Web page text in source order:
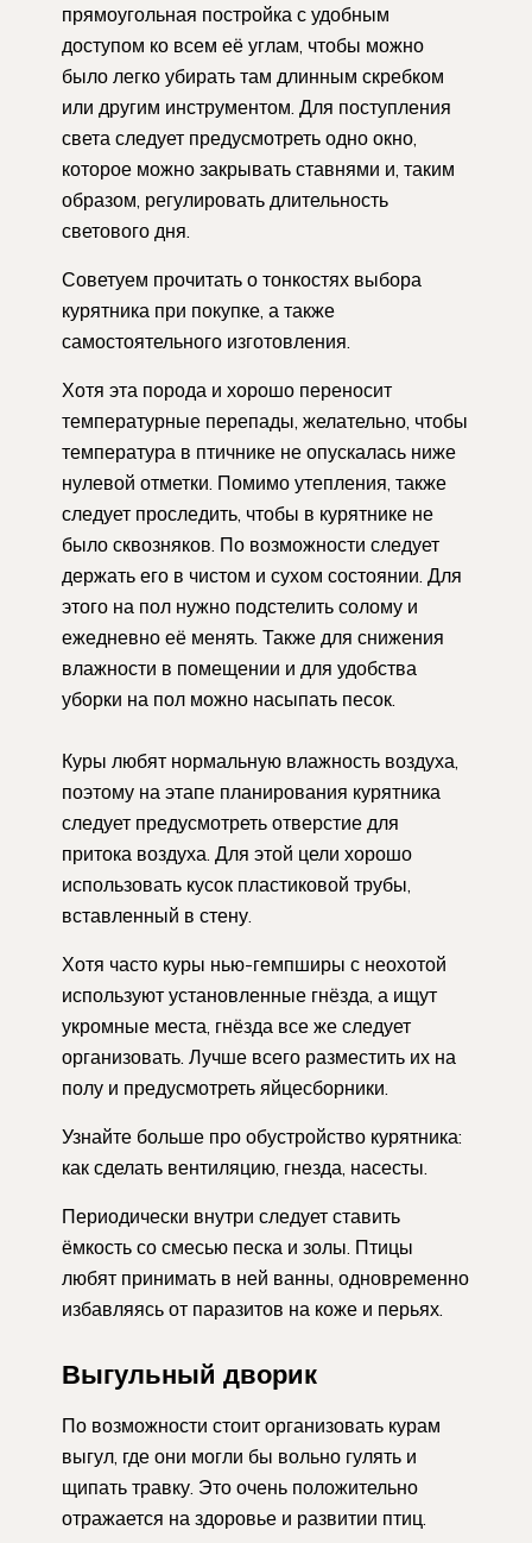
прямоугольная постройка с удобным
доступом ко всем её углам, чтобы можно
было легко убирать там длинным скребком
или другим инструментом. Для поступления
света следует предусмотреть одно окно,
которое можно закрывать ставнями и, таким
образом, регулировать длительность
светового дня.
Советуем прочитать о тонкостях выбора
курятника при покупке, а также
самостоятельного изготовления.
Хотя эта порода и хорошо переносит
температурные перепады, желательно, чтобы
температура в птичнике не опускалась ниже
нулевой отметки. Помимо утепления, также
следует проследить, чтобы в курятнике не
было сквозняков. По возможности следует
держать его в чистом и сухом состоянии. Для
этого на пол нужно подстелить солому и
ежедневно её менять. Также для снижения
влажности в помещении и для удобства
уборки на пол можно насыпать песок.
Куры любят нормальную влажность воздуха,
поэтому на этапе планирования курятника
следует предусмотреть отверстие для
притока воздуха. Для этой цели хорошо
использовать кусок пластиковой трубы,
вставленный в стену.
Хотя часто куры нью-гемпширы с неохотой
используют установленные гнёзда, а ищут
укромные места, гнёзда все же следует
организовать. Лучше всего разместить их на
полу и предусмотреть яйцесборники.
Узнайте больше про обустройство курятника:
как сделать вентиляцию, гнезда, насесты.
Периодически внутри следует ставить
ёмкость со смесью песка и золы. Птицы
любят принимать в ней ванны, одновременно
избавляясь от паразитов на коже и перьях.
Выгульный дворик
По возможности стоит организовать курам
выгул, где они могли бы вольно гулять и
щипать травку. Это очень положительно
отражается на здоровье и развитии птиц.